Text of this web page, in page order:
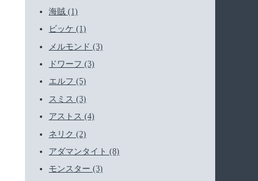
海賊 (1)
ビッケ (1)
メルモンド (3)
ドワーフ (3)
エルフ (5)
スミス (3)
アストス (4)
ネリク (2)
アダマンタイト (8)
モンスター (3)